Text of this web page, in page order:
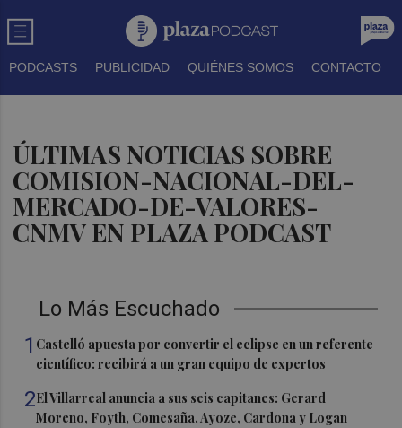
PODCASTS PUBLICIDAD QUIÉNES SOMOS CONTACTO
ÚLTIMAS NOTICIAS SOBRE
COMISION-NACIONAL-DEL-
MERCADO-DE-VALORES-
CNMV EN PLAZA PODCAST
Lo Más Escuchado
1 Castelló apuesta por convertir el eclipse en un referente
científico: recibirá a un gran equipo de expertos
2El Villarreal anuncia a sus seis capitanes: Gerard
Moreno, Foyth, Comesaña, Ayoze, Cardona y Logan